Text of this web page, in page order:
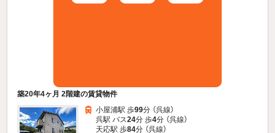
築20年4ヶ月 2階建の賃貸物件
小屋浦駅 歩99分 （呉線）
呉駅 バス24分 歩4分 （呉線）
天応駅 歩84分 （呉線）